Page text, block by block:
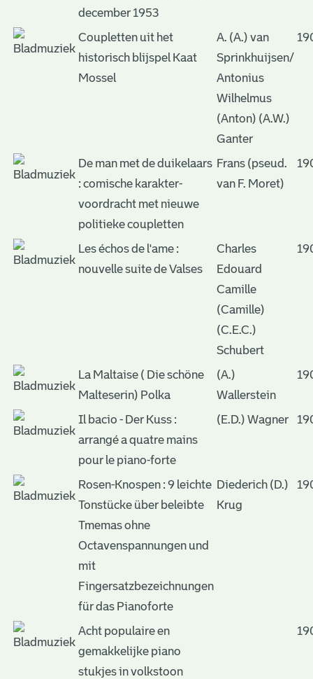
december 1953
Coupletten uit het
historisch blijspel Kaat
Mossel
A. (A.) van
Sprinkhuijsen/
Antonius
Wilhelmus
(Anton) (A.W.)
Ganter
De man met de duikelaars
: comische karakter-
voordracht met nieuwe
politieke coupletten
Frans (pseud.
van F. Moret)
Les échos de l'ame :
nouvelle suite de Valses
Charles
Edouard
Camille
(Camille)
(C.E.C.)
Schubert
La Maltaise ( Die schöne
Malteserin) Polka
(A.)
Wallerstein
Il bacio - Der Kuss :
arrangé a quatre mains
pour le piano-forte
(E.D.) Wagner
Rosen-Knospen : 9 leichte
Tonstücke über beleibte
Tmemas ohne
Octavenspannungen und
mit
Fingersatzbezeichnungen
für das Pianoforte
Diederich (D.)
Krug
Acht populaire en
gemakkelijke piano
stukjes in volkstoon